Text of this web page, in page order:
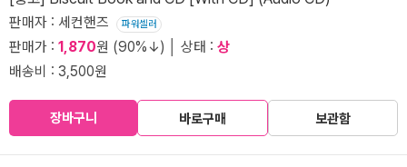
판매자 : 세컨핸즈 파워셀러
판매가 : 1,870원 (90%↓) │ 상태 : 상
배송비 : 3,500원
장바구니 바로구매 보관함